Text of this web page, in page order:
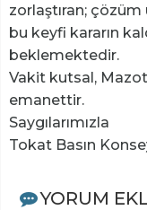
zorlaştıran;
bu keyfi kararın
beklemektedir.
Vakit kutsal,
emanettir.
Saygılarımızla
Tokat Basın
YORUM